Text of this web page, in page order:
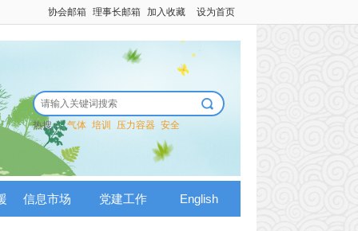
设为首页
加入收藏
理事长邮箱
协会邮箱
热搜： 气体 培训 压力容器 安全
信息市场 党建工作 English